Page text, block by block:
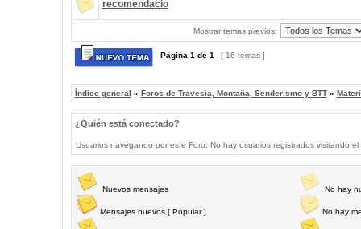
recomendacio
Mostrar temas previos:
Página 1 de 1 [ 16 temas ]
Índice general » Foros de Travesía, Montaña, Senderismo y BTT»
¿Quién está conectado?
Usuarios navegando por este Foro: No hay usuarios registrados visitando
Nuevos mensajes
Mensajes nuevos [ Popular ]
No hay
No hay